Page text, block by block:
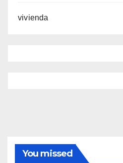
vivienda
You missed